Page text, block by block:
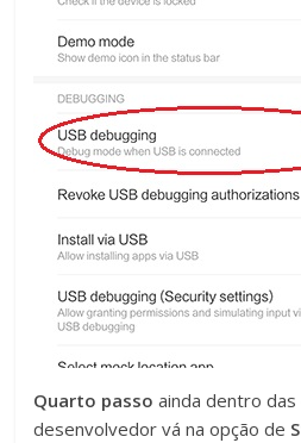
Quarto passo ainda dentro
desenvolvedor vá na opção de